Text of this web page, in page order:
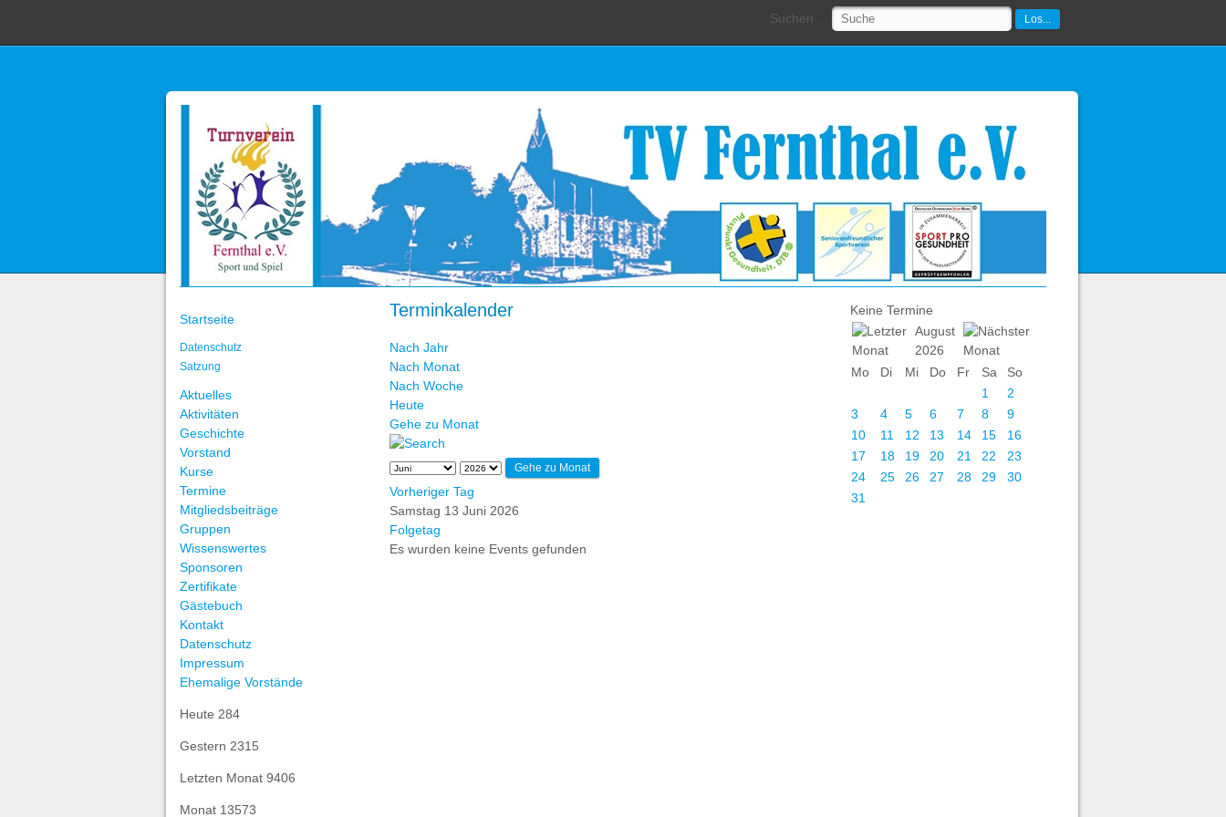
Suchen ... Los...
Startseite
Datenschutz
Satzung
Aktuelles
Aktivitäten
Geschichte
Vorstand
Kurse
Termine
Mitgliedsbeiträge
Gruppen
Wissenswertes
Sponsoren
Zertifikate
Gästebuch
Kontakt
Datenschutz
Impressum
Ehemalige Vorstände
Heute 284
Gestern 2315
Letzten Monat 9406
Monat 13573
Terminkalender
Nach Jahr
Nach Monat
Nach Woche
Heute
Gehe zu Monat
Gehe zu Monat
Vorheriger Tag
Samstag 13 Juni 2026
Folgetag
Es wurden keine Events gefunden
Keine Termine
August
2026
Mo
Di Mi Do Fr Sa
So
1
2
3
4 5 6 7 8
9
10
11 12 13 14 15
16
17
18 19 20 21 22
23
24
25 26 27 28 29
30
31